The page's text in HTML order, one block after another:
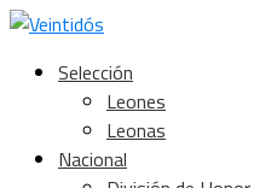
Selección
Leones
Leonas
Nacional